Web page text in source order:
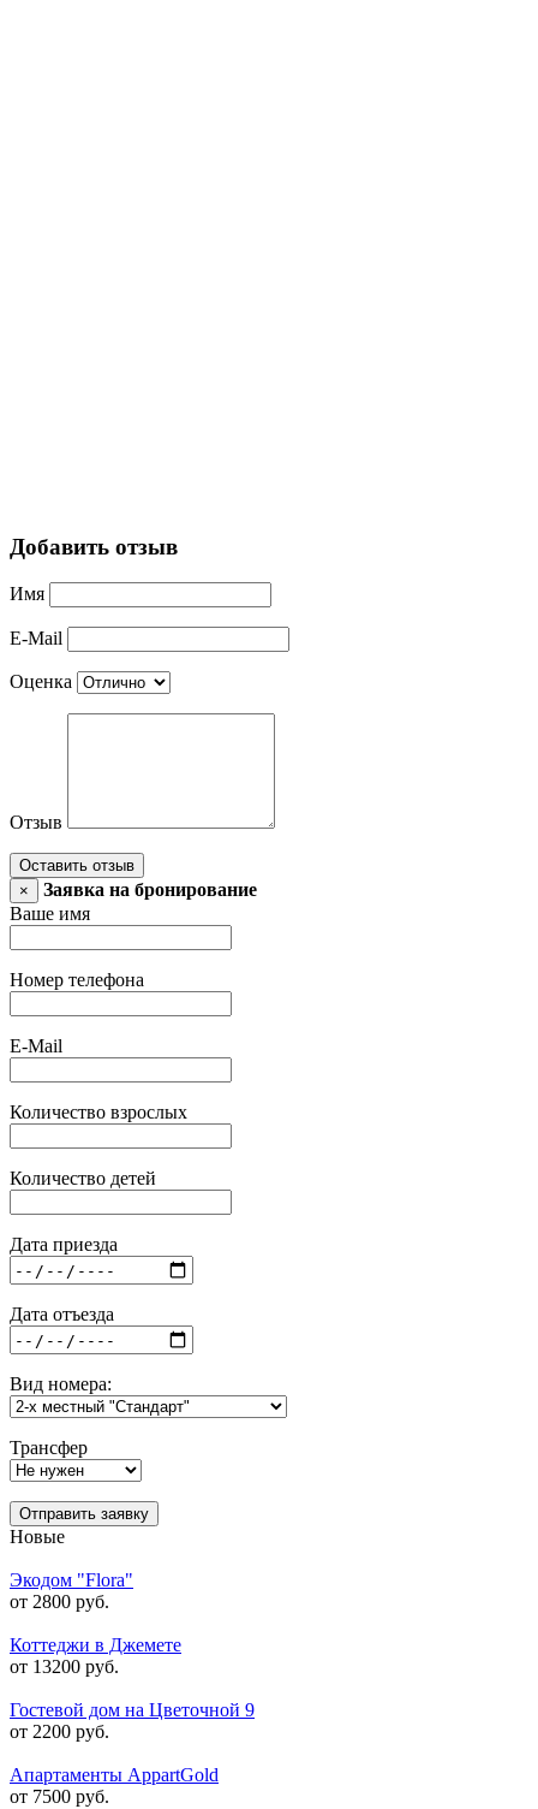
Добавить отзыв
Имя
E-Mail
Оценка
Отзыв
Оставить отзыв
×
Заявка на бронирование
Ваше имя
Номер телефона
E-Mail
Количество взрослых
Количество детей
Дата приезда
Дата отъезда
Вид номера:
Трансфер
Отправить заявку
Новые
Экодом "Flora"
от 2800 руб.
Коттеджи в Джемете
от 13200 руб.
Гостевой дом на Цветочной 9
от 2200 руб.
Апартаменты AppartGold
от 7500 руб.